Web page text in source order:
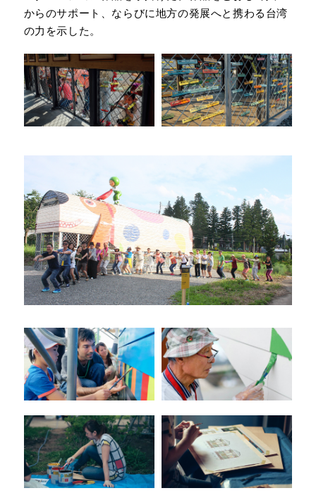
からのサポート、ならびに地方の発展へと携わる台湾
の力を示した。